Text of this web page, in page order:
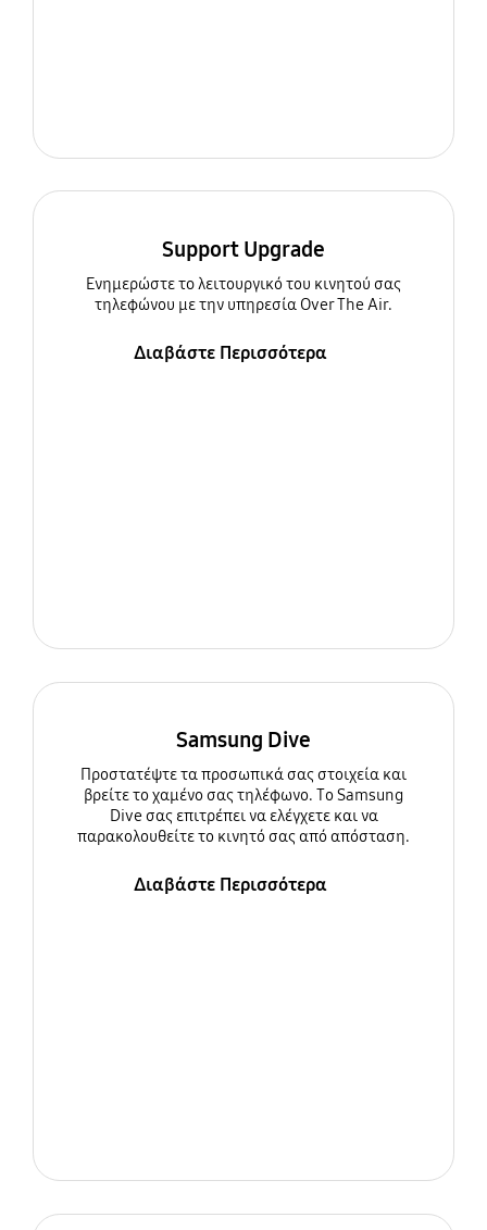
Support Upgrade
Ενημερώστε τo λειτουργικό του κινητού σας
τηλεφώνου με την υπηρεσία Over The Air.
Διαβάστε Περισσότερα
Samsung Dive
Προστατέψτε τα προσωπικά σας στοιχεία και
βρείτε το χαμένο σας τηλέφωνο. Το Samsung
Dive σας επιτρέπει να ελέγχετε και να
παρακολουθείτε το κινητό σας από απόσταση.
Διαβάστε Περισσότερα